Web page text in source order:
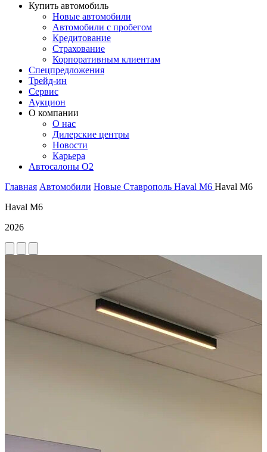
Купить автомобиль
Новые автомобили
Автомобили с пробегом
Кредитование
Страхование
Корпоративным клиентам
Спецпредложения
Трейд-ин
Сервис
Аукцион
О компании
О нас
Дилерские центры
Новости
Карьера
Автосалоны O2
Главная Автомобили Новые Ставрополь Haval M6 Haval M6
Haval M6
2026